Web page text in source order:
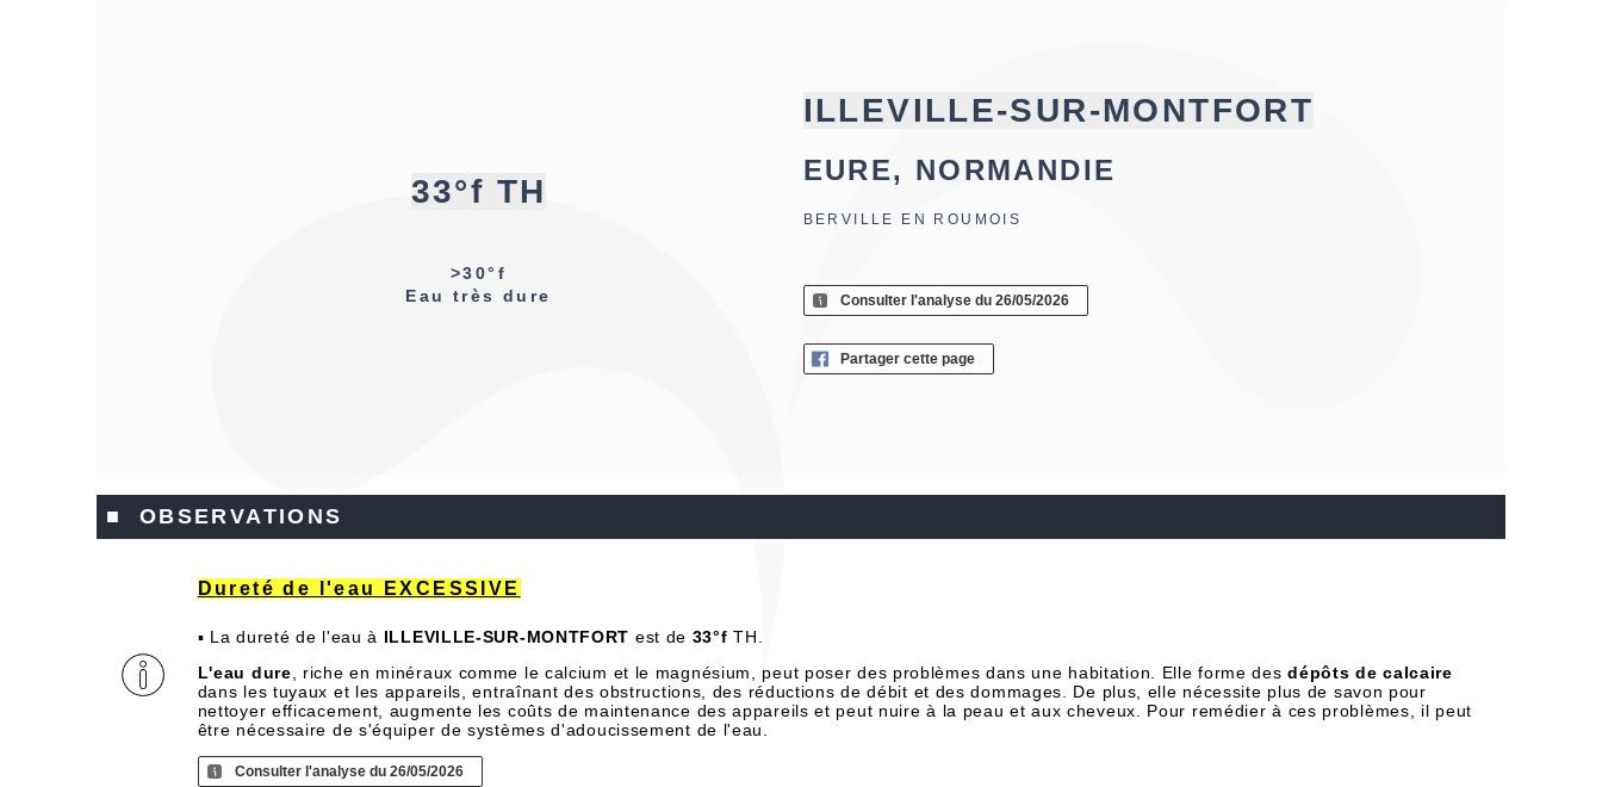
33°f TH
>30°f
Eau très dure
ILLEVILLE-SUR-MONTFORT
EURE, NORMANDIE
BERVILLE EN ROUMOIS
Consulter l'analyse du 26/05/2026
Partager cette page
■ OBSERVATIONS
Dureté de l'eau EXCESSIVE
▪ La dureté de l'eau à ILLEVILLE-SUR-MONTFORT est de 33°f TH.
L'eau dure , riche en minéraux comme le calcium et le magnésium, peut poser des problèmes dans une habitation. Elle forme desdépôts de calcaire
dans les tuyaux et les appareils, entraînant des obstructions, des réductions de débit et des dommages. De plus, elle nécessite plus de savon pour
nettoyer efficacement, augmente les coûts de maintenance des appareils et peut nuire à la peau et aux cheveux. Pour remédier à ces problèmes, il peut
être nécessaire de s'équiper de systèmes d'adoucissement de l'eau.
Consulter l'analyse du 26/05/2026